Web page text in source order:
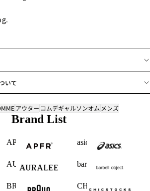
いて
アウター コムデギャルソンオム メンズ
Brand List
APFR asics
AURALEE barbell object
BRAUN CHICSTOCKS